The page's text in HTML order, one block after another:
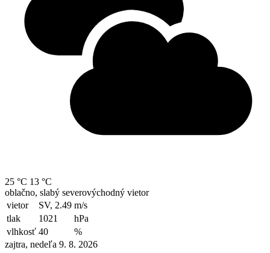
25 °C 13 °C
oblačno, slabý severovýchodný vietor
vietor
SV, 2.49 m/s
tlak
1021
hPa
vlhkosť 40
%
zajtra, nedeľa 9. 8. 2026